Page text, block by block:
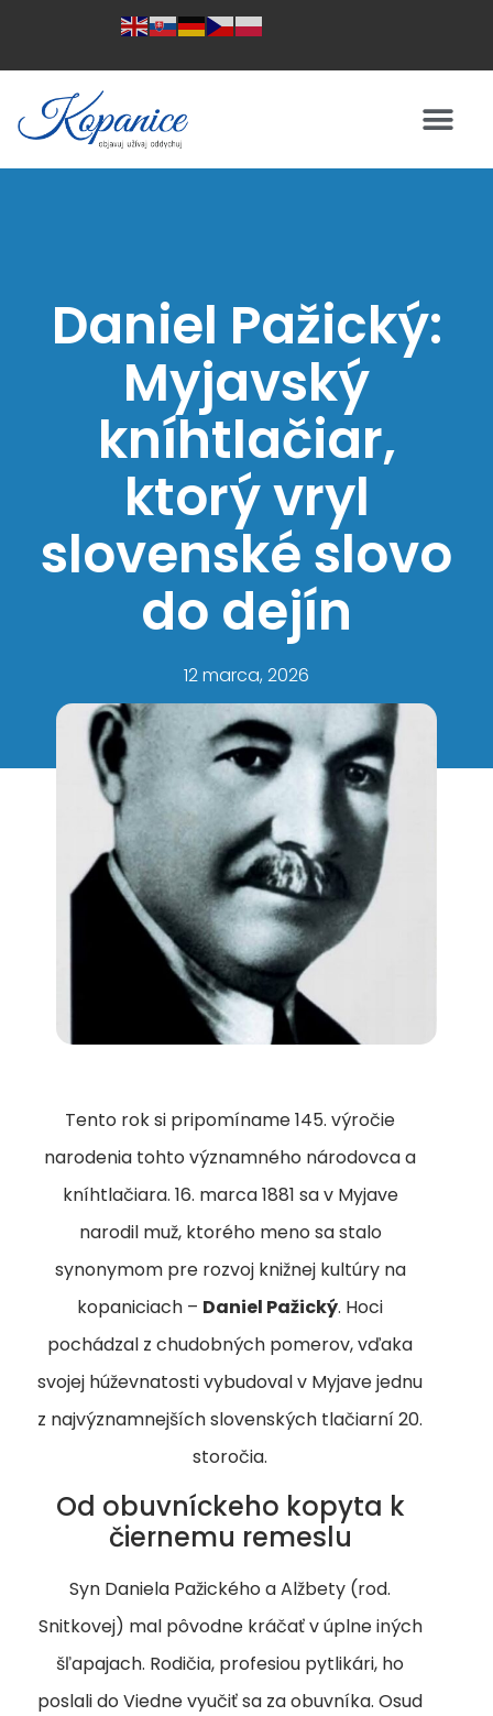
Daniel Pažický:
Myjavský
kníhtlačiar,
ktorý vryl
slovenské slovo
do dejín
12 marca, 2026
Tento rok si pripomíname 145. výročie
narodenia tohto významného národovca a
kníhtlačiara. 16. marca 1881 sa v Myjave
narodil muž, ktorého meno sa stalo
synonymom pre rozvoj knižnej kultúry na
kopaniciach – Daniel Pažický. Hoci
pochádzal z chudobných pomerov, vďaka
svojej húževnatosti vybudoval v Myjave jednu
z najvýznamnejších slovenských tlačiarní 20.
storočia.
Od obuvníckeho kopyta k
čiernemu remeslu
Syn Daniela Pažického a Alžbety (rod.
Snitkovej) mal pôvodne kráčať v úplne iných
šľapajach. Rodičia, profesiou pytlikári, ho
poslali do Viedne vyučiť sa za obuvníka. Osud